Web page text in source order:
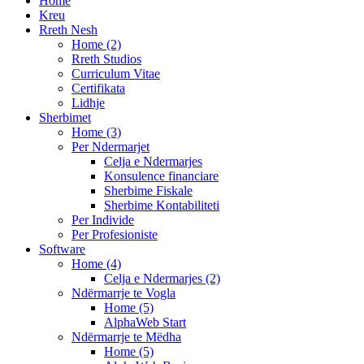
Kreu
Rreth Nesh
Home (2)
Rreth Studios
Curriculum Vitae
Certifikata
Lidhje
Sherbimet
Home (3)
Per Ndermarjet
Celja e Ndermarjes
Konsulence financiare
Sherbime Fiskale
Sherbime Kontabiliteti
Per Individe
Per Profesioniste
Software
Home (4)
Celja e Ndermarjes (2)
Ndërmarrje te Vogla
Home (5)
AlphaWeb Start
Ndërmarrje te Mëdha
Home (5)